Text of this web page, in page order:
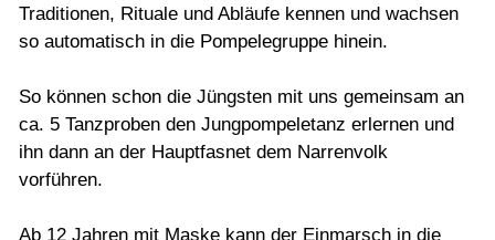
Traditionen, Rituale und Abläufe kennen und wachsen
so automatisch in die Pompelegruppe hinein.
So können schon die Jüngsten mit uns gemeinsam an
ca. 5 Tanzproben den Jungpompeletanz erlernen und
ihn dann an der Hauptfasnet dem Narrenvolk
vorführen.
Ab 12 Jahren mit Maske kann der Einmarsch in die